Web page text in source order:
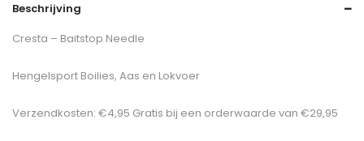
Beschrijving
Cresta – Baitstop Needle
Hengelsport Boilies, Aas en Lokvoer
Verzendkosten: €4,95 Gratis bij een orderwaarde van €29,95